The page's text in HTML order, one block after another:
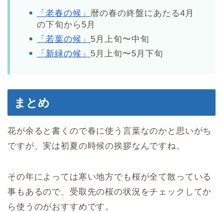
「老春の候」 暦の春の終盤にあたる4月
の下旬から5月
「若葉の候」 5月上旬〜中旬
「新緑の候」 5月上旬〜5月下旬
まとめ
花が余ると書くので春に使う言葉なのかと思いがち
ですが、実は初夏の時候の挨拶なんですね。
その年によっては寒い地方でも桜が全て散っている
事もあるので、受取先の桜の状況をチェックしてか
ら使うのがおすすめです。